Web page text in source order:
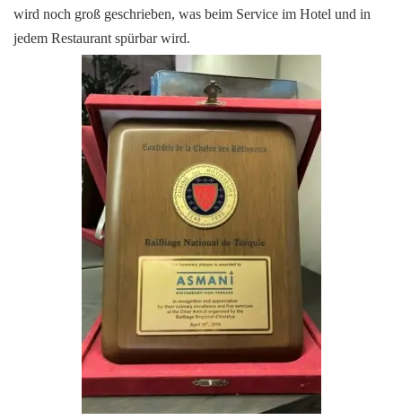
wird noch groß geschrieben, was beim Service im Hotel und in
jedem Restaurant spürbar wird.